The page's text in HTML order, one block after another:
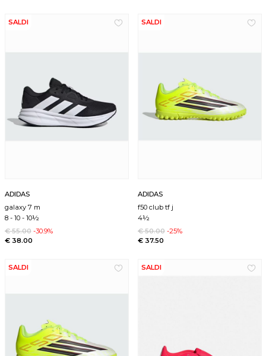
SALDI
ADIDAS
galaxy 7 m
8 -10 -10½
€ 55.00 -30.9%
€ 38.00
SALDI
ADIDAS
f50 club tf j
4½
€ 50.00 -25%
€ 37.50
SALDI SALDI